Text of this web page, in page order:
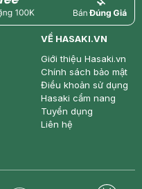
price
VỀ HASAKI.VN
Giới thiệu Hasaki.vn
Chính sách bảo mật
Điều khoản sử dụng
Hasaki cẩm nang
Tuyển dụng
Liên hệ